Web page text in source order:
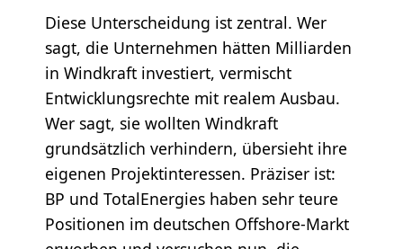
Diese Unterscheidung ist zentral. Wer
sagt, die Unternehmen hätten Milliarden
in Windkraft investiert, vermischt
Entwicklungsrechte mit realem Ausbau.
Wer sagt, sie wollten Windkraft
grundsätzlich verhindern, übersieht ihre
eigenen Projektinteressen. Präziser ist:
BP und TotalEnergies haben sehr teure
Positionen im deutschen Offshore-Markt